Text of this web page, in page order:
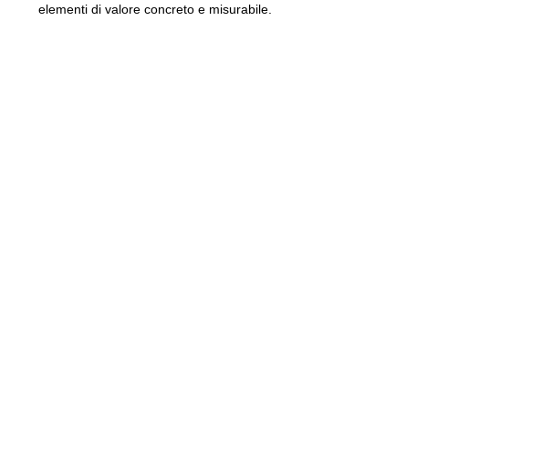
elementi di valore concreto e misurabile.